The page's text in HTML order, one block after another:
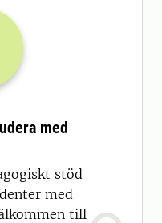
24-08 13:00
med
stöd
med
till